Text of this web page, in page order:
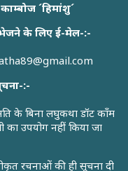
´हिमांशु´
के लिए ई-मेल-:-
:-
के बिना लघुकथा डॉट कॉंम
का उपयोग नहीं किया जा
रचनाओं की ही सूचना दी